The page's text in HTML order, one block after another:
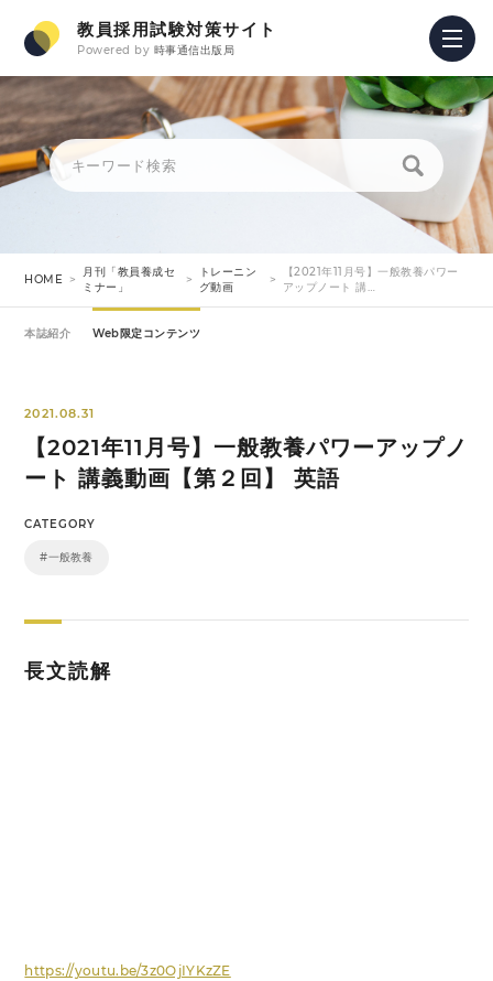
教員採用試験対策サイト
Powered by 時事通信出版局
HOME
月刊「教員養成セ
ミナー」
トレーニン
グ動画
【2021年11月号】一般教養パワー
アップノート 講…
本誌紹介 Web限定コンテンツ
2021.08.31
【2021年11月号】一般教養パワーアップノ
ート 講義動画【第２回】 英語
CATEGORY
#一般教養
長文読解
https://youtu.be/3z0OjIYKzZE